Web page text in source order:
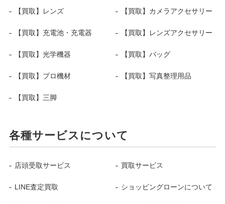
【買取】レンズ 【買取】カメラアクセサリー
【買取】充電池・充電器 【買取】レンズアクセサリー
【買取】光学機器 【買取】バッグ
【買取】プロ機材 【買取】写真整理用品
【買取】三脚
各種サービスについて
店頭受取サービス 買取サービス
LINE査定買取 ショッピングローンについて